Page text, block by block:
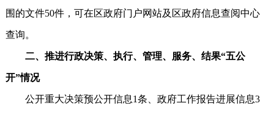
围的文件50件，可在区政府门户网站及区政府信息查阅中心
查询。
二、推进行政决策、执行、管理、服务、结果“五公
开”情况
公开重大决策预公开信息1条、政府工作报告进展信息3